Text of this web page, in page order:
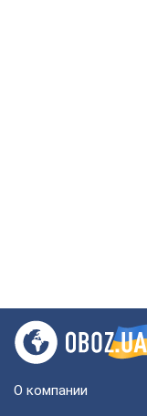
О компании